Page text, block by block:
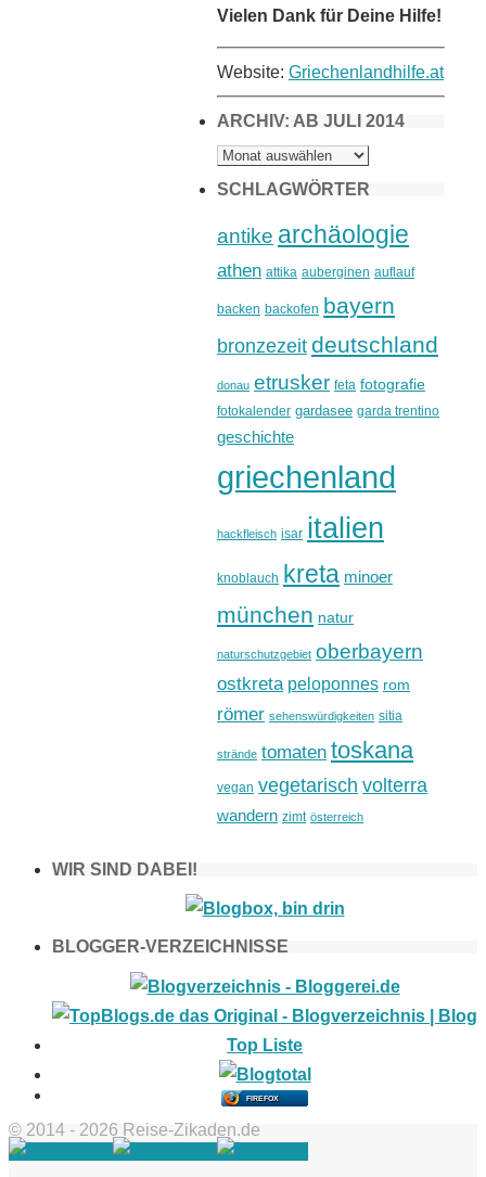
Vielen Dank für Deine Hilfe!
Website: Griechenlandhilfe.at
ARCHIV: AB JULI 2014
ARCHIV:
AB
2014
SCHLAGWÖRTER
antike archäologie
athen attika auberginen auflauf
backen backofen bayern
bronzezeit deutschland
donau etrusker feta fotografie
fotokalender gardasee garda trentino
geschichte
griechenland
hackfleisch isar italien
knoblauch kreta minoer
münchen natur
naturschutzgebiet oberbayern
ostkreta peloponnes rom
römer sehenswürdigkeiten sitia
strände tomaten toskana
vegan vegetarisch volterra
wandern zimt österreich
WIR SIND DABEI!
BLOGGER-VERZEICHNISSE
FIREFOX
© 2014 - 2026 Reise-Zikaden.de